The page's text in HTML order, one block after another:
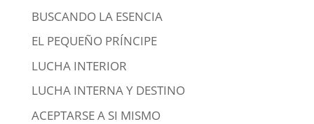
BUSCANDO LA ESENCIA
EL PEQUEÑO PRÍNCIPE
LUCHA INTERIOR
LUCHA INTERNA Y DESTINO
ACEPTARSE A SI MISMO